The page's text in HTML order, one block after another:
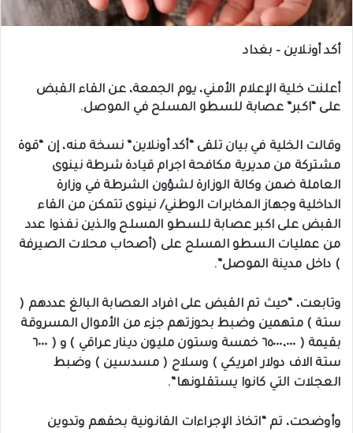
أكد أونلاين – بغداد
أعلنت خلية الإعلام الأمني، يوم الجمعة، عن القاء القبض
على “اكبر” عصابة للسطو المسلح في الموصل.
وقالت الخلية في بيان تلقى “أكد أونلاين” نسخة منه، إن “قوة
مشتركة من مديرية مكافحة اجرام قيادة شرطة نينوى
العاملة ضمن وكالة الوزارة لشؤون الشرطة في وزارة
الداخلية وجهاز المخابرات الوطني/ نينوى تتمكن من القاء
القبض على اكبر عصابة للسطو المسلح والذين نفذوا عدد
من عمليات السطو المسلح على (أصحاب محلات الصيرفة
) داخل مدينة الموصل”.
وتابعت، “حيث تم القبض على افراد العصابة البالغ عددهم (
ستة ) متهمين وضبط بحوزتهم جزء من الأموال المسروقة
بقيمة ( ٦٥٠٠٠،٠٠٠ خمسة وستون مليون دينار عراقي ) و ( ٦٠٠٠
ستة الاف دولار امريكي ) وسلاح ( مسدسين ) وضبط
العجلات التي كانوا يستقلونها”.
وأوضحت، تم “اتخاذ الإجراءات القانونية بحقهم وتدوين